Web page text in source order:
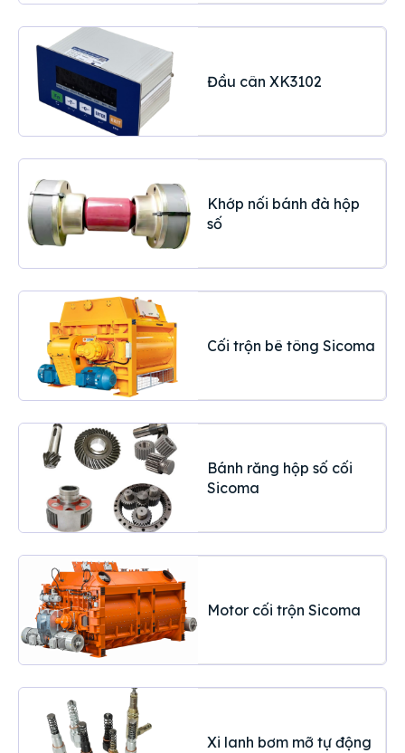
Đầu cân XK3102
Khớp nối bánh đà hộp
số
Cối trộn bê tông Sicoma
Bánh răng hộp số cối
Sicoma
Motor cối trộn Sicoma
Xi lanh bơm mỡ tự động